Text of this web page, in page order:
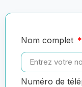
Nom complet
Numéro de